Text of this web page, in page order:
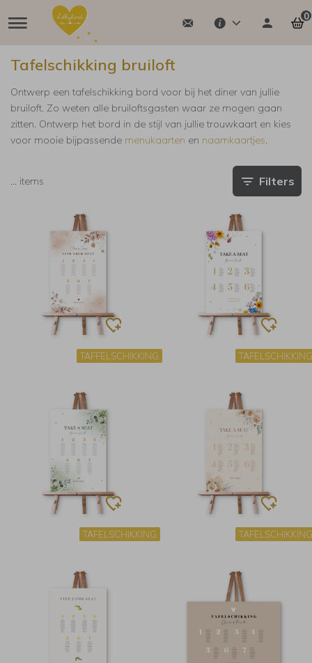
0
Tafelschikking bruiloft
Ontwerp een tafelschikking bord voor bij het diner van jullie
bruiloft. Zo weten alle bruiloftsgasten waar ze mogen gaan
zitten. Ontwerp het bord in de stijl van jullie trouwkaart en kies
voor mooie bijpassende menukaarten en naamkaartjes.
items Filters
TAFFELSCHIKKING TAFELSCHIKKING
TAFELSCHIKKING TAFELSCHIKKING